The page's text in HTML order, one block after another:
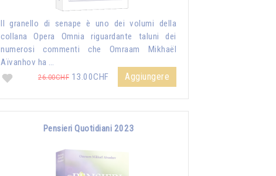
Il granello di senape è uno dei volumi della
collana Opera Omnia riguardante taluni dei
numerosi commenti che Omraam Mikhaël
Aïvanhov ha …
26.00CHF 13.00CHF Aggiungere
Pensieri Quotidiani 2023